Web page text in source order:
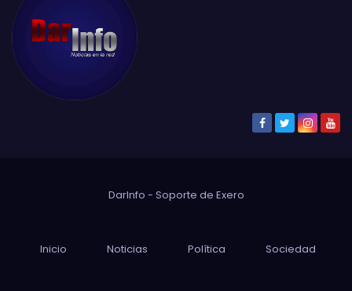
DarInfo - Soporte de Exero
Inicio Noticias Política Sociedad